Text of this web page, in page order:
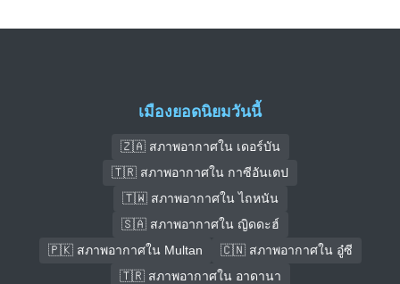
เมืองยอดนิยมวันนี้
🇿🇦 สภาพอากาศใน เดอร์บัน
🇹🇷 สภาพอากาศใน กาซีอันเตป
🇹🇼 สภาพอากาศใน ไถหนัน
🇸🇦 สภาพอากาศใน ญิดดะฮ์
🇵🇰 สภาพอากาศใน Multan
🇨🇳 สภาพอากาศใน อู๋ซี
🇹🇷 สภาพอากาศใน อาดานา